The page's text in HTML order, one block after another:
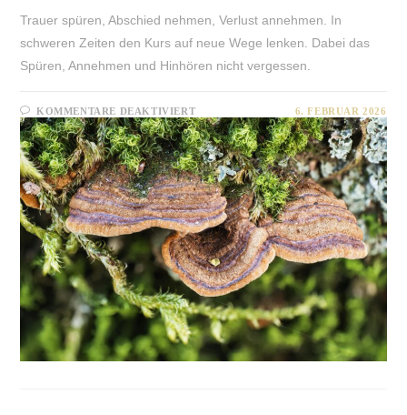
Trauer spüren, Abschied nehmen, Verlust annehmen. In
schweren Zeiten den Kurs auf neue Wege lenken. Dabei das
Spüren, Annehmen und Hinhören nicht vergessen.
KOMMENTARE DEAKTIVIERTFÜR
VERLUST,
TRAUER
UND
ABSCHIED
6. FEBRUAR 2026